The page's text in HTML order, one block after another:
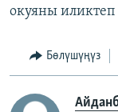
окуяны
Бөлүшүңүз